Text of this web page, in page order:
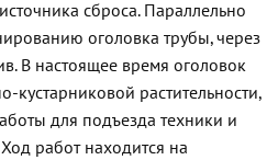
сброса. Параллельно
оголовка трубы, через
В настоящее время оголовок
кустарниковой растительности,
для подъезда техники и
работ находится на